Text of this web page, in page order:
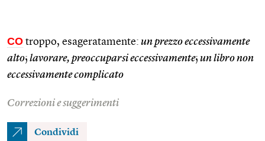
CO troppo, esageratamente: un prezzo eccessivamente
alto; lavorare, preoccuparsi eccessivamente; un libro non
eccessivamente complicato
Correzioni e suggerimenti
Condividi